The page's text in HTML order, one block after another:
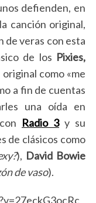
defienden, en
canción original,
de veras con esta
de los Pixies,
como «me
a fin de cuentas
una oída en
Radio 3y su
de clásicos como
), David Bowie
de vaso).